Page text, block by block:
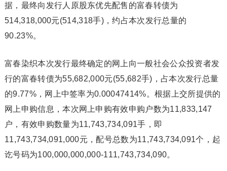
据，最终向发行人原股东优先配售的富春转债为
514,318,000元(514,318手)，约占本次发行总量的
90.23%。
富春染织本次发行最终确定的网上向一般社会公众投资者发
行的富春转债为55,682,000元(55,682手)，占本次发行总量
的9.77%，网上中签率为0.00047414%。根据上交所提供的
网上申购信息，本次网上申购有效申购户数为11,833,147
户，有效申购数量为11,743,734,091手，即
11,743,734,091,000元，配号总数为11,743,734,091个，起
讫号码为100,000,000,000-111,743,734,090。